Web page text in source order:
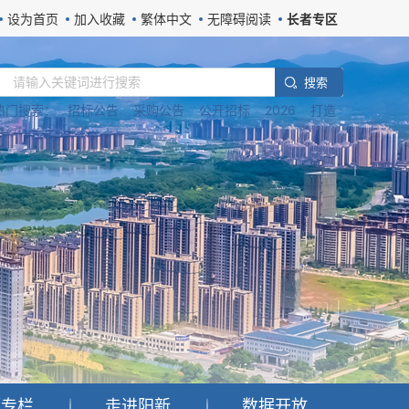
设为首页 加入收藏 繁体中文 无障碍阅读 长者专区
搜 索
门搜索： 招标公告 采购公告 公开招标 2026 打造